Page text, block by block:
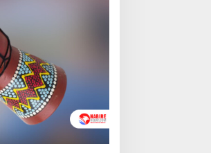
Saat Tifa Bertabuh di
Tanah Papua: Tabuhan
Tradisi yang Menyatukan
Budaya dan Kehidupan
Sosial